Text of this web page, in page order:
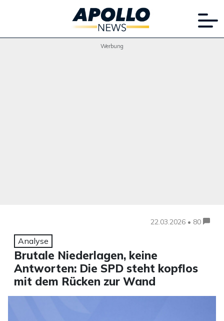
Werbung
22.03.2026 • 80
Analyse
Brutale Niederlagen, keine
Antworten: Die SPD steht kopflos
mit dem Rücken zur Wand